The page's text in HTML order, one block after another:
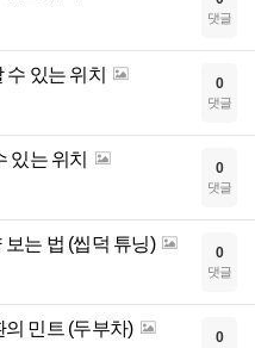
댓글
있는 위치 0
댓글
있는 위치 0
댓글
는 법 (씹덕 튜닝) 0
댓글
민트 (두부차) 0